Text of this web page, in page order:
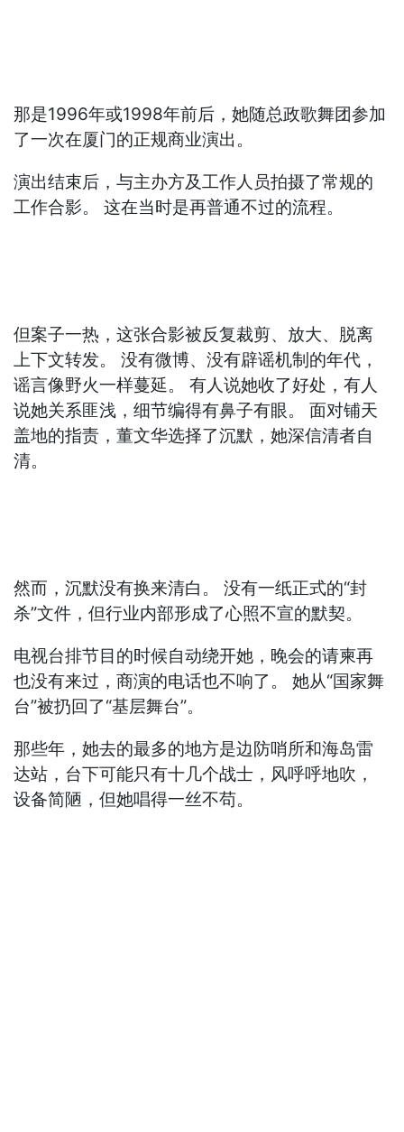
那是1996年或1998年前后，她随总政歌舞团参加
了一次在厦门的正规商业演出。
演出结束后，与主办方及工作人员拍摄了常规的
工作合影。 这在当时是再普通不过的流程。
但案子一热，这张合影被反复裁剪、放大、脱离
上下文转发。 没有微博、没有辟谣机制的年代，
谣言像野火一样蔓延。 有人说她收了好处，有人
说她关系匪浅，细节编得有鼻子有眼。 面对铺天
盖地的指责，董文华选择了沉默，她深信清者自
清。
然而，沉默没有换来清白。 没有一纸正式的“封
杀”文件，但行业内部形成了心照不宣的默契。
电视台排节目的时候自动绕开她，晚会的请柬再
也没有来过，商演的电话也不响了。 她从“国家舞
台”被扔回了“基层舞台”。
那些年，她去的最多的地方是边防哨所和海岛雷
达站，台下可能只有十几个战士，风呼呼地吹，
设备简陋，但她唱得一丝不苟。